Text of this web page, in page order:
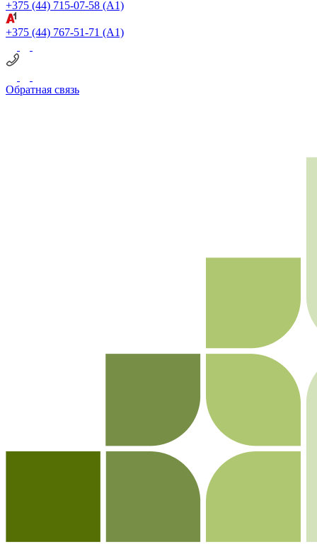
+375 (44) 715-07-58 (A1)
+375 (44) 767-51-71 (A1)
Обратная связь